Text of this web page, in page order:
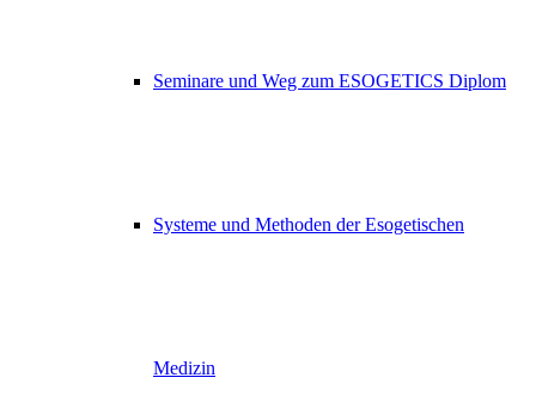
Seminare und Weg zum ESOGETICS Diplom
Systeme und Methoden der Esogetischen
Medizin